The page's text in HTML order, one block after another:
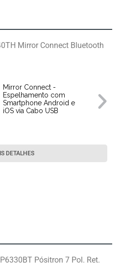
Mirror Connect Bluetooth
Mirror Connect -
Espelhamento com
Smartphone Android e
iOS via Cabo USB
DETALHES
Pósitron 7 Pol. Ret.